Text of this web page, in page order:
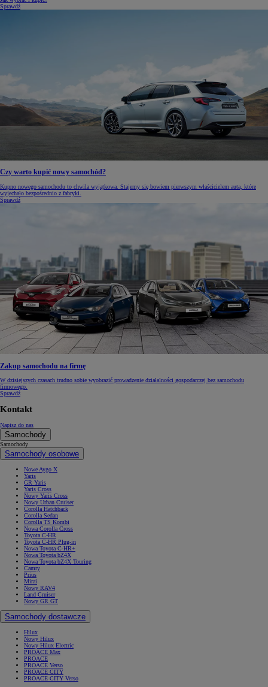
Sprawdź
Czy warto kupić nowy samochód?
Kupno nowego samochodu to chwila wyjątkowa. Stajemy się bowiem pierwszym właścicielem auta, które
wyjechało bezpośrednio z fabryki.
Sprawdź
Zakup samochodu na firmę
W dzisiejszych czasach trudno sobie wyobrazić prowadzenie działalności gospodarczej bez samochodu
firmowego.
Sprawdź
Kontakt
Napisz do nas
Samochody
Samochody
Samochody osobowe
Nowe Aygo X
Yaris
GR Yaris
Yaris Cross
Nowy Yaris Cross
Nowy Urban Cruiser
Corolla Hatchback
Corolla Sedan
Corolla TS Kombi
Nowa Corolla Cross
Toyota C-HR
Toyota C-HR Plug-in
Nowa Toyota C-HR+
Nowa Toyota bZ4X
Nowa Toyota bZ4X Touring
Camry
Prius
Mirai
Nowy RAV4
Land Cruiser
Nowy GR GT
Samochody dostawcze
Hilux
Nowy Hilux
Nowy Hilux Electric
PROACE Max
PROACE
PROACE Verso
PROACE CITY
PROACE CITY Verso